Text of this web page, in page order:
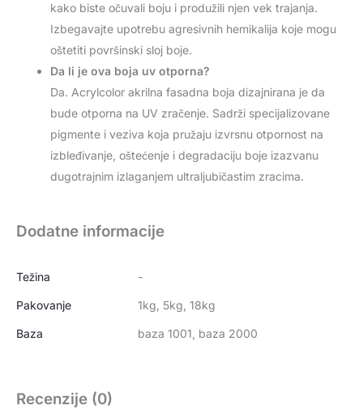
kako biste očuvali boju i produžili njen vek trajanja.
Izbegavajte upotrebu agresivnih hemikalija koje mogu
oštetiti površinski sloj boje.
Da li je ova boja uv otporna?
Da. Acrylcolor akrilna fasadna boja dizajnirana je da
bude otporna na UV zračenje. Sadrži specijalizovane
pigmente i veziva koja pružaju izvrsnu otpornost na
izbleđivanje, oštećenje i degradaciju boje izazvanu
dugotrajnim izlaganjem ultraljubičastim zracima.
Dodatne informacije
Težina -
Pakovanje 1kg, 5kg, 18kg
Baza baza 1001, baza 2000
Recenzije (0)